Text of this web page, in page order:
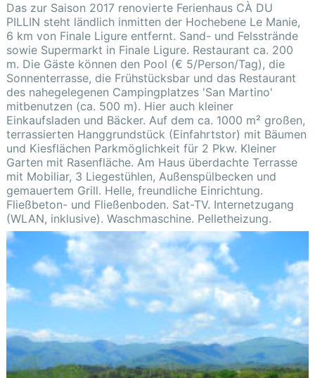
Das zur Saison 2017 renovierte Ferienhaus CÀ DU
PILLIN steht ländlich inmitten der Hochebene Le Manie,
6 km von Finale Ligure entfernt. Sand- und Felsstrände
sowie Supermarkt in Finale Ligure. Restaurant ca. 200
m. Die Gäste können den Pool (€ 5/Person/Tag), die
Sonnenterrasse, die Frühstücksbar und das Restaurant
des nahegelegenen Campingplatzes 'San Martino'
mitbenutzen (ca. 500 m). Hier auch kleiner
Einkaufsladen und Bäcker. Auf dem ca. 1000 m² großen,
terrassierten Hanggrundstück (Einfahrtstor) mit Bäumen
und Kiesflächen Parkmöglichkeit für 2 Pkw. Kleiner
Garten mit Rasenfläche. Am Haus überdachte Terrasse
mit Mobiliar, 3 Liegestühlen, Außenspülbecken und
gemauertem Grill. Helle, freundliche Einrichtung.
Fließbeton- und Fließenboden. Sat-TV. Internetzugang
(WLAN, inklusive). Waschmaschine. Pelletheizung.